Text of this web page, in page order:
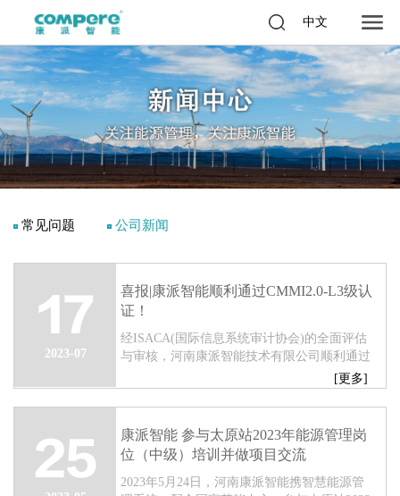
中文
常见问题 公司新闻
17
2023-07
喜报|康派智能顺利通过CMMI2.0-L3级认
证！
经ISACA(国际信息系统审计协会)的全面评估
与审核，河南康派智能技术有限公司顺利通过
[更多]
25
康派智能 参与太原站2023年能源管理岗
位（中级）培训并做项目交流
2023年5月24日，河南康派智能携智慧能源管